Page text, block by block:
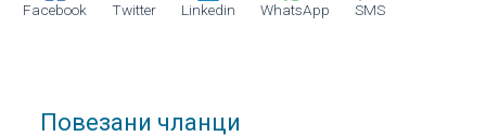
Facebook Twitter Linkedin WhatsApp SMS
Повезани чланци